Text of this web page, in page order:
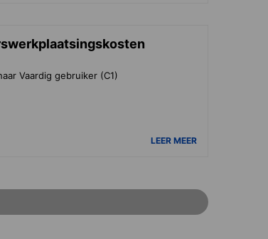
Vaardig gebruiker (C1)
LEER MEER